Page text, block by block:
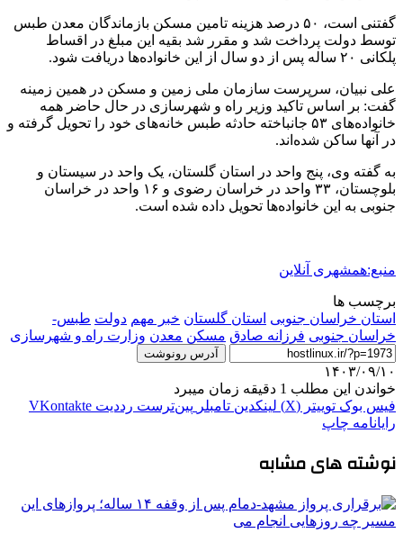
گفتنی است، ۵۰ درصد هزینه تامین مسکن بازماندگان معدن طبس
توسط دولت پرداخت شد و مقرر شد بقیه این مبلغ در اقساط
پلکانی ۲۰ ساله پس از دو سال از این خانواده‌ها دریافت شود.
علی نبیان، سرپرست سازمان ملی زمین و مسکن در همین زمینه
گفت: بر اساس تاکید وزیر راه و شهرسازی در حال حاضر همه
خانواده‌های ۵۳ جانباخته حادثه طبس خانه‌های خود را تحویل گرفته و
در آنها ساکن شده‌اند.
به گفته وی، پنج واحد در استان گلستان، یک واحد در سیستان و
بلوچستان، ۳۳ واحد در خراسان رضوی و ۱۶ واحد در خراسان
جنوبی به این خانواده‌ها تحویل داده شده است.
منبع:همشهری آنلاین
برچسب ها
استان خراسان جنوبی استان گلستان خبر مهم دولت طبس-
خراسان جنوبی فرزانه صادق مسکن معدن وزارت راه و شهرسازی
آدرس رونوشت
۱۴۰۳/۰۹/۱۰
خواندن این مطلب 1 دقیقه زمان میبرد
فیس بوک توییتر (X) لینکدین ‫تامبلر ‫پین‌ترست ‫رددیت ‫VKontakte
رایانامه چاپ
نوشته های مشابه